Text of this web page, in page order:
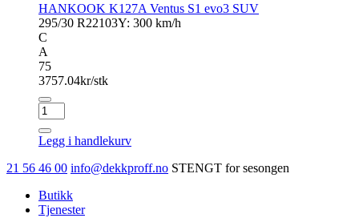
HANKOOK K127A Ventus S1 evo3 SUV
295/30 R22103Y: 300 km/h
C
A
75
3757.04kr/stk
HANKOOK
K127A
Ventus
evo3
antall
Legg i handlekurv
21 56 46 00 info@dekkproff.no STENGT for sesongen
Butikk
Tjenester